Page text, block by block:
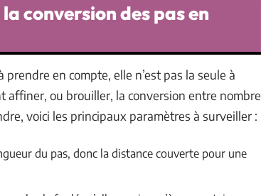
conversion des pas en
en compte, elle n’est pas la seule à
affiner, ou brouiller, la conversion entre nombre
voici les principaux paramètres à surveiller :
du pas, donc la distance couverte pour une